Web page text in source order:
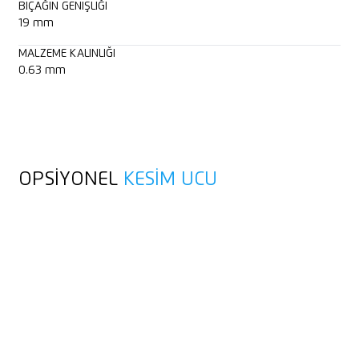
BIÇAĞIN GENIŞLIĞI
19 mm
MALZEME KALINLIĞI
0.63 mm
OPSIYONEL KESIM UCU